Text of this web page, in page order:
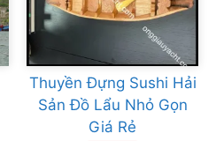
Thuyền Đựng Sushi Hải
Sản Đồ Lẩu Nhỏ Gọn
Giá Rẻ